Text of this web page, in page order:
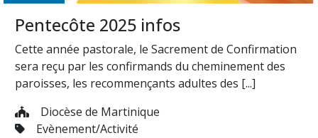
Pentecôte 2025 infos
Cette année pastorale, le Sacrement de Confirmation
sera reçu par les confirmands du cheminement des
paroisses, les recommençants adultes des [...]
Diocèse de Martinique
Evènement/Activité